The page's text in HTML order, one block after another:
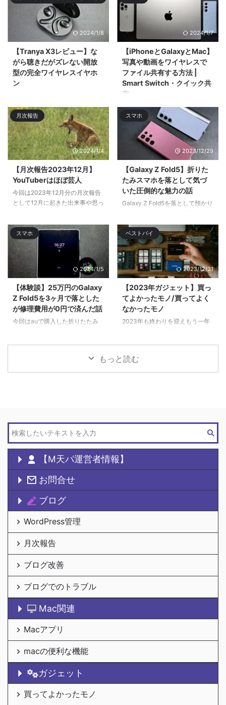
ボードの ...
2024/1/8
【Tranya X3レビュー】な
がら聴きだがズレない開放
型の完全ワイヤレスイヤホ
ン
イヤレスイヤホン「Tranya X3」
をレビューӕ ...
2024/1/7
【iPhoneとGalaxyとMac】
写真や動画をワイヤレスで
ファイル共有する方法 |
Smart Switch・クイック共
有
今回はiPhoneとMacとGalaxyス
マホでのワイヤレスでのファイル
共有・ファイル転送 ...
月次報告
2024/1/4
【月次報告2023年12月】
YouTuberはほぼ芸人
今回は2023年12月分の月次報告
として12月に起きた出来事や思っ
スマホ
2023/12/29
【Galaxy Z Fold5】折りた
たみスマホを落として気づ
いた圧倒的な魅力の話
Galaxy Z Fold5を落として預かり
間はサブのGalaxy S22 Ultra& ...
スマホ
2024/1/5
【体験談】25万円のGalaxy
Z Fold5を3ヶ月で落とした
が修理費用が0円で済んだ話
今回はauで購入した折りたたみ
ベストバイ
2023/12/31
【2023年ガジェット】買っ
てよかったモノ/買ってよく
なかったモノ
2023年も終わりを迎えもう一年
もっと読む
【M天パ運営者情報】
お問合せ
ブログ
WordPress管理
月次報告
ブログ改善
ブログでのトラブル
Mac関連
Macアプリ
macの便利な機能
ガジェット
買ってよかったモノ